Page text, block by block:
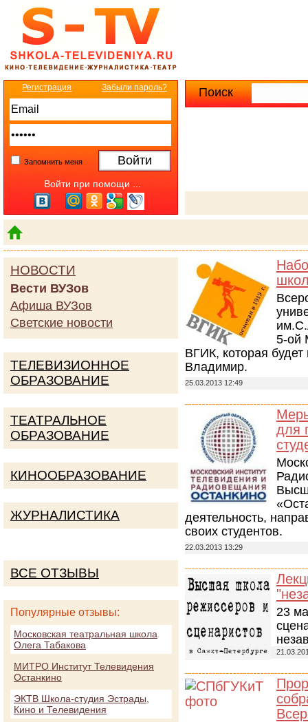
Поиск
Регистрация Забыли пароль?
Запомнить меня
Войти при помощи ...
5-ой
ВГИК, которая
Владимир.
25.03.2013 12:49
для
деятельность,
своих студентов.
22.03.2013 13:29
23
НОВОСТИ
Вести ВУЗов
Афиша ВУЗов
Светские новости
ТЕЛЕВИЗИОННОЕ
ОБРАЗОВАНИЕ
ТЕАТРАЛЬНОЕ
ОБРАЗОВАНИЕ
КИНООБРАЗОВАНИЕ
ЖУРНАЛИСТИКА
ВСЕ ОТЗЫВЫ
Популярные отзывы:
Московская театральная школа
Олега Табакова
МИТРО Институт Телевидения
Останкино
ЭКТВ Школа-студия Эстрады,
Кино и Телевидения